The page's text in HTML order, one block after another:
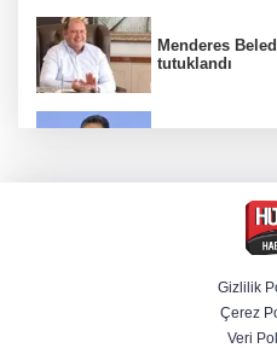
Menderes
tutuklandı
Hür Ağbaba
hareketlerini
Bakan Gürlek:
Gizlilik
Çerez
Veri